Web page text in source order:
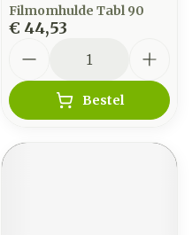
Filmomhulde Tabl 90
€ 44,53
Bestel